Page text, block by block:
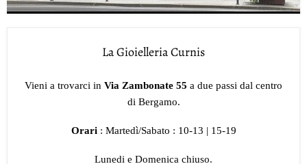
La Gioielleria Curnis
Vieni a trovarci in Via Zambonate 55 a due passi dal centro
di Bergamo.
Orari : Martedì/Sabato : 10-13 | 15-19
Lunedi e Domenica chiuso.